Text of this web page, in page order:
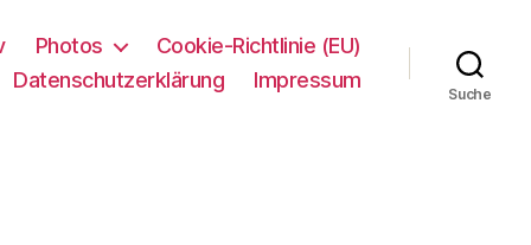
Photos
Cookie-Richtlinie (EU)
Datenschutzerklärung
Impressum
Suche